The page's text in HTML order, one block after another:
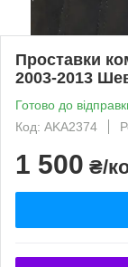
Проставки
2003-2013
Готово до
Код: AKA2374
1 500 ₴/